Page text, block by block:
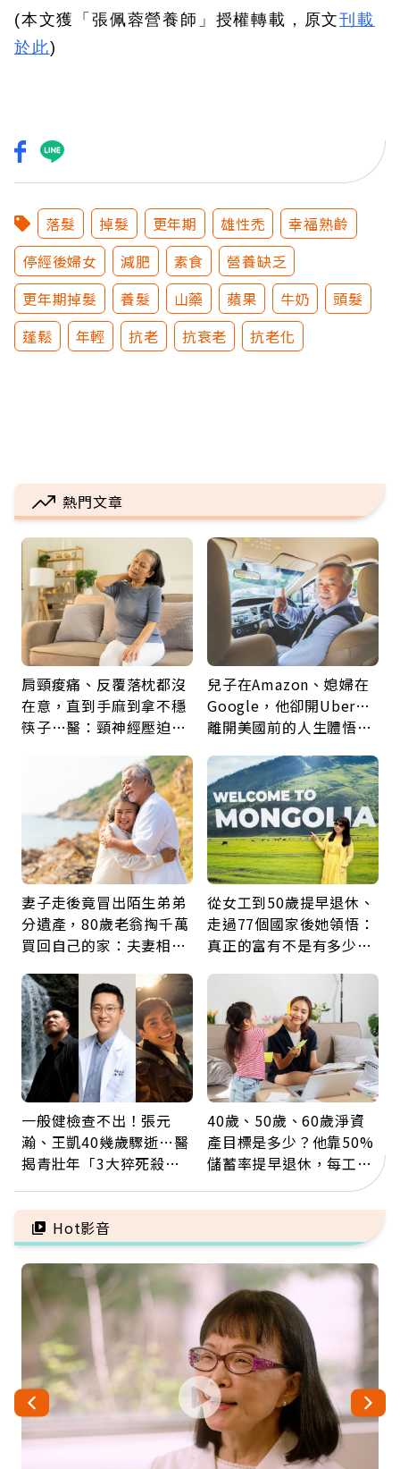
(本文獲「張佩蓉營養師」授權轉載，原文刊載
於此)
落髮 掉髮 更年期 雄性禿
幸福熟齡
停經後婦女
減肥 素食
營養缺乏
更年期掉髮
養髮 山藥 蘋果 牛奶
頭髮
蓬鬆
年輕 抗老 抗衰老 抗老化
熱門文章
肩頸痠痛、反覆落枕都沒
在意，直到手麻到拿不穩
筷子…醫：頸神經壓迫上
兒子在Amazon、媳婦在
Google，他卻開Uber…
離開美國前的人生體悟：
妻子走後竟冒出陌生弟弟
分遺產，80歲老翁掏千萬
買回自己的家：夫妻相守
從女工到50歲提早退休、
走過77個國家後她領悟：
真正的富有不是有多少
一般健檢查不出！張元
瀚、王凱40幾歲驟逝…醫
揭青壯年「3大猝死殺
雷
40歲、50歲、60歲淨資
產目標是多少？他靠50%
儲蓄率提早退休，每工作
Hot影音